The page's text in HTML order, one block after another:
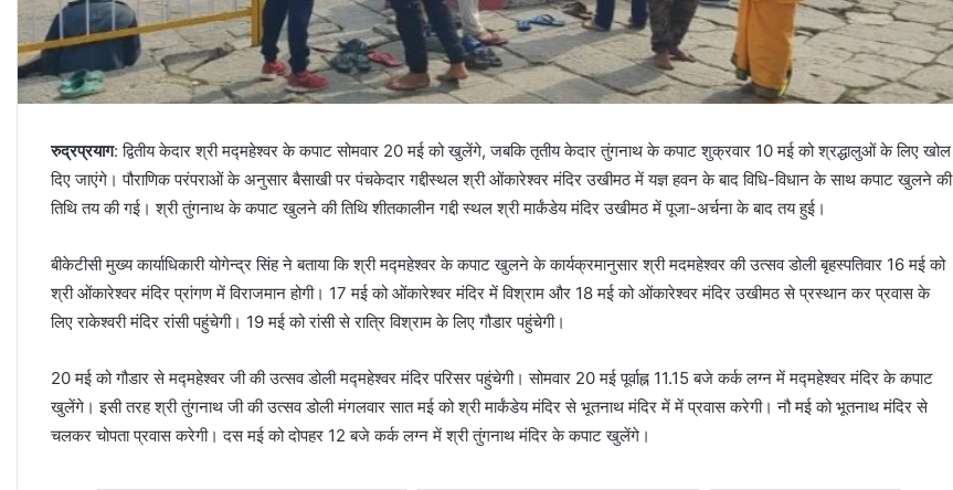
रुद्रप्रयाग: द्वितीय केदार श्री मद्महेश्वर के कपाट सोमवार 20 मई को खुलेंगे, जबकि तृतीय केदार तुंगनाथ के कपाट शुक्रवार 10 मई को श्रद्धालुओं के लिए खोल
दिए जाएंगे। पौराणिक परंपराओं के अनुसार बैसाखी पर पंचकेदार गद्दीस्थल श्री ओंकारेश्वर मंदिर उखीमठ में यज्ञ हवन के बाद विधि-विधान के साथ कपाट खुलने की
तिथि तय की गई। श्री तुंगनाथ के कपाट खुलने की तिथि शीतकालीन गद्दी स्थल श्री मार्कंडेय मंदिर उखीमठ में पूजा-अर्चना के बाद तय हुई।
बीकेटीसी मुख्य कार्याधिकारी योगेन्द्र सिंह ने बताया कि श्री मद्महेश्वर के कपाट खुलने के कार्यक्रमानुसार श्री मदमहेश्वर की उत्सव डोली बृहस्पतिवार 16 मई को
श्री ओंकारेश्वर मंदिर प्रांगण में विराजमान होगी। 17 मई को ओंकारेश्वर मंदिर में विश्राम और 18 मई को ओंकारेश्वर मंदिर उखीमठ से प्रस्थान कर प्रवास के
लिए राकेश्वरी मंदिर रांसी पहुंचेगी। 19 मई को रांसी से रात्रि विश्राम के लिए गौडार पहुंचेगी।
20 मई को गौडार से मद्महेश्वर जी की उत्सव डोली मद्महेश्वर मंदिर परिसर पहुंचेगी। सोमवार 20 मई पूर्वाह्न 11.15 बजे कर्क लग्न में मद्महेश्वर मंदिर के कपाट
खुलेंगे। इसी तरह श्री तुंगनाथ जी की उत्सव डोली मंगलवार सात मई को श्री मार्कंडेय मंदिर से भूतनाथ मंदिर में में प्रवास करेगी। नौ मई को भूतनाथ मंदिर से
चलकर चोपता प्रवास करेगी। दस मई को दोपहर 12 बजे कर्क लग्न में श्री तुंगनाथ मंदिर के कपाट खुलेंगे।